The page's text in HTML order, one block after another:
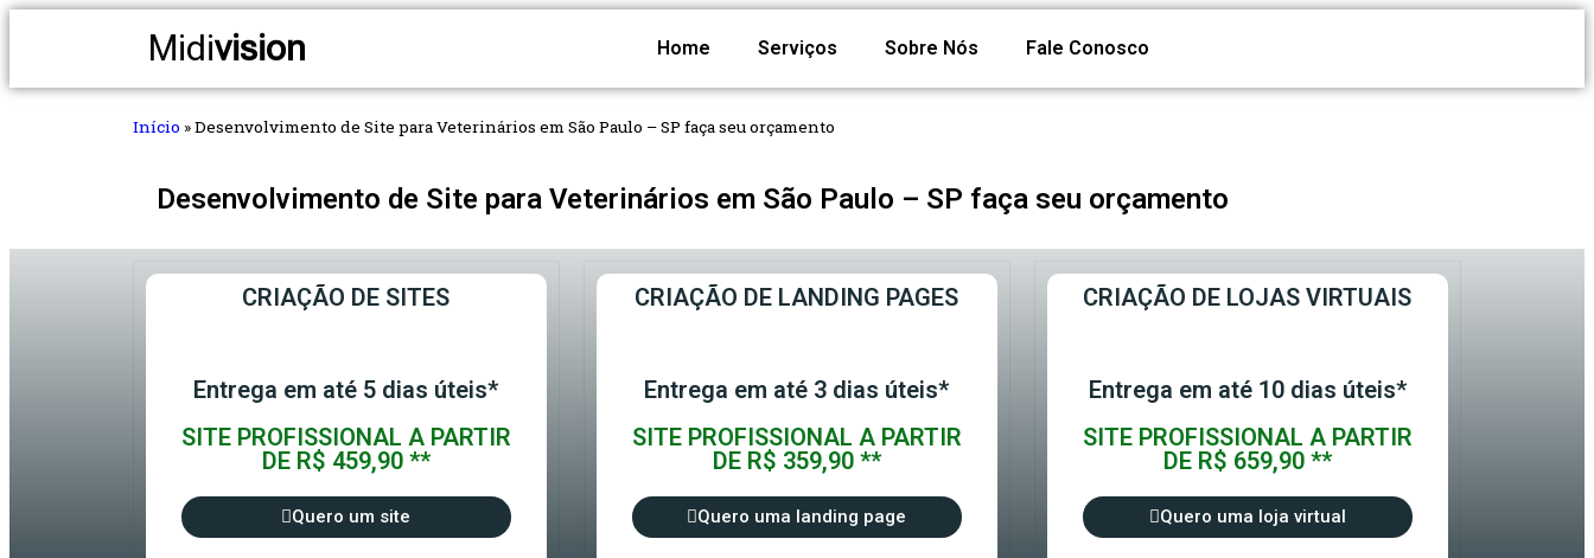
Midivision Home Serviços Sobre Nós Fale Conosco
Início »Desenvolvimento de Site para Veterinários em São Paulo – SP faça seu orçamento
Desenvolvimento de Site para Veterinários em São Paulo – SP faça seu orçamento
CRIAÇÃO DE SITES
Entrega em até 5 dias úteis*
SITE PROFISSIONAL A PARTIR
DE R$ 459,90 **
Quero um site
CRIAÇÃO DE LANDING PAGES
Entrega em até 3 dias úteis*
SITE PROFISSIONAL A PARTIR
DE R$ 359,90 **
Quero uma landing page
CRIAÇÃO DE LOJAS VIRTUAIS
Entrega em até 10 dias úteis*
SITE PROFISSIONAL A PARTIR
DE R$ 659,90 **
Quero uma loja virtual